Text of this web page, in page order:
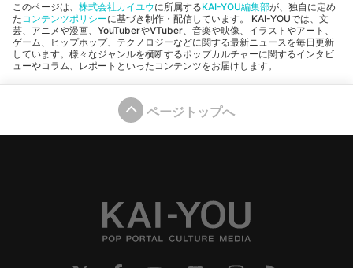
このページは、 株式会社カイユウに所属するKAI-YOU編集部が、独自に定め
たコンテンツポリシーに基づき制作・配信しています。 KAI-YOUでは、文
芸、アニメや漫画、YouTuberやVTuber、音楽や映像、イラストやアート、
ゲーム、ヒップホップ、テクノロジーなどに関する最新ニュースを毎日更新
しています。様々なジャンルを横断するポップカルチャーに関するインタビ
ューやコラム、レポートといったコンテンツをお届けします。
ページトップへ